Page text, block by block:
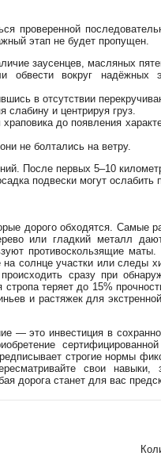
проверенной
этап не будет пропущен.
заусенцев, масляных
вокруг надёжных
в отсутствии
слабину и центрируя груз.
до появления
не болтались на ветру.
После первых 5–10
подвески могут ослабить
дорого обходятся. Самые
или гладкий металл
противоскользящие
солнце участки или следы
сразу при
теряет до 15%
и растяжек для
— это инвестиция в
строгие нормы
свои навыки,
дорога станет для вас